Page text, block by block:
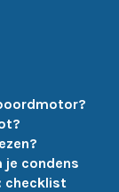
je condens
checklist